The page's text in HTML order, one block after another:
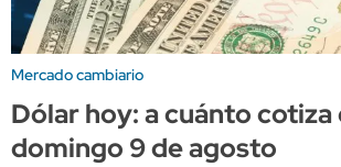
Mercado cambiario
Dólar hoy: a cuánto cotiza
domingo 9 de agosto